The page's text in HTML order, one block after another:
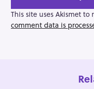
g
a
t
This site uses Akismet to
comment data is